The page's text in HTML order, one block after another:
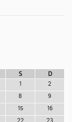
S D
1 2
8 9
15 16
22 23